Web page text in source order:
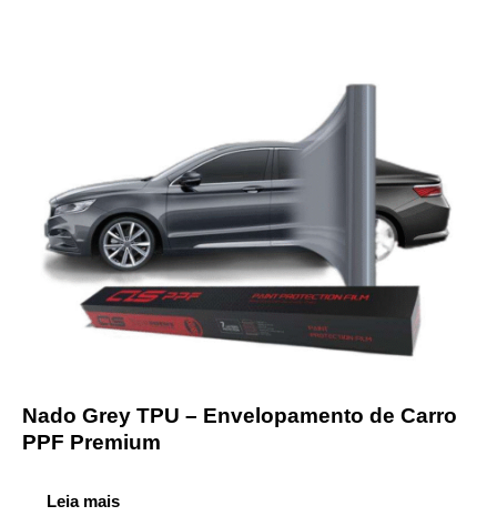
Nado Grey TPU – Envelopamento de Carro
PPF Premium
Leia mais